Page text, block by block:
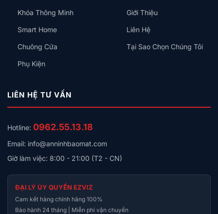
Khóa Thông Minh
Smart Home
Chuông Cửa
Phụ Kiện
Giới Thiệu
Liên Hệ
Tại Sao Chọn Chúng Tôi
LIÊN HỆ TƯ VẤN
Hotline: 0962.55.13.18
Email: info@anninhbaomat.com
Giờ làm việc: 8:00 - 21:00 (T2 - CN)
ĐẠI LÝ ỦY QUYỀN EZVIZ
Cam kết hàng chính hãng 100%
Bảo hành 24 tháng | Miễn phí vận chuyển